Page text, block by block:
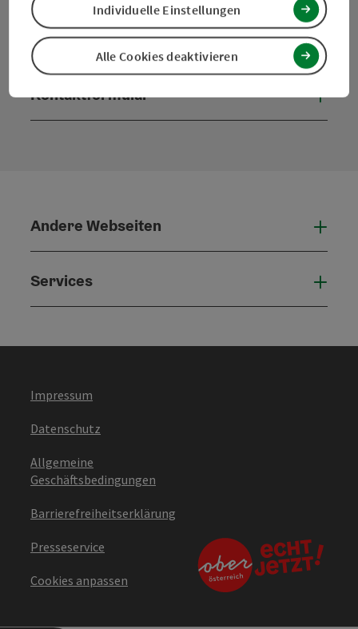
FacebookInstagramPinterestLinkedIn
Kontaktformular
Andere Webseiten
Services
Impressum
Datenschutz
Allgemeine
Geschäftsbedingungen
Barrierefreiheitserklärung
Presseservice
Cookies anpassen
Alle Cookies deaktivieren
Individuelle Einstellungen